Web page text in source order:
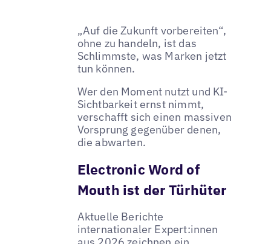
„Auf die Zukunft vorbereiten“,
ohne zu handeln, ist das
Schlimmste, was Marken jetzt
tun können.
Wer den Moment nutzt und KI-
Sichtbarkeit ernst nimmt,
verschafft sich einen massiven
Vorsprung gegenüber denen,
die abwarten.
Electronic Word of
Mouth ist der Türhüter
Aktuelle Berichte
internationaler Expert:innen